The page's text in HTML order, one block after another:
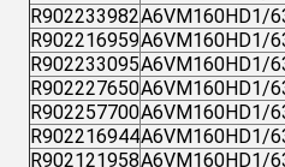
R902233982A6VM160HD1/
R902216959A6VM160HD1/
R902233095A6VM160HD1/
R902227650A6VM160HD1/
R902257700A6VM160HD1/
R902216944A6VM160HD1/
R902121958A6VM160HD1/